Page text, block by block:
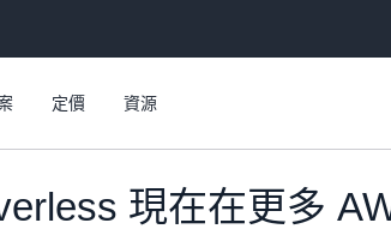
定價 資源
現在在更多